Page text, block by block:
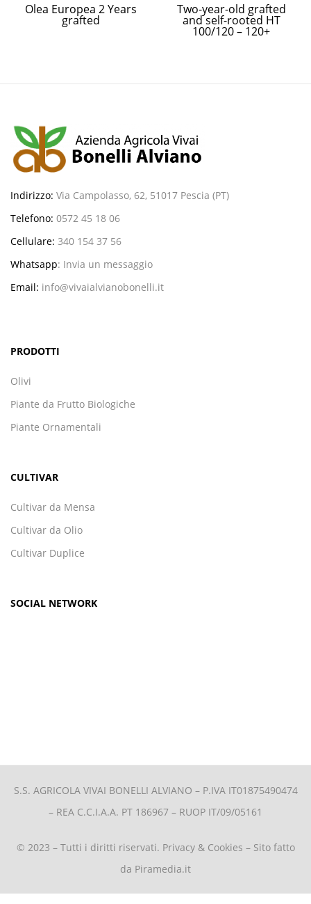
Olea Europea 2 Years
grafted
Two-year-old grafted
and self-rooted HT
100/120 – 120+
Indirizzo: Via Campolasso, 62, 51017 Pescia (PT)
Telefono: 0572 45 18 06
Cellulare: 340 154 37 56
Whatsapp: Invia un messaggio
Email: info@vivaialvianobonelli.it
PRODOTTI
Olivi
Piante da Frutto Biologiche
Piante Ornamentali
CULTIVAR
Cultivar da Mensa
Cultivar da Olio
Cultivar Duplice
SOCIAL NETWORK
S.S. AGRICOLA VIVAI BONELLI ALVIANO – P.IVA IT01875490474
– REA C.C.I.A.A. PT 186967 – RUOP IT/09/05161
© 2023 – Tutti i diritti riservati. Privacy & Cookies – Sito fatto
da Piramedia.it